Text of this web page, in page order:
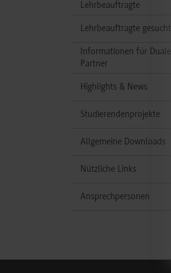
Lehrbeauftragte
Lehrbeauftragte gesucht
Informationen für Duale
Partner
Highlights & News
Studierendenprojekte
Allgemeine Downloads
Nützliche Links
Ansprechpersonen